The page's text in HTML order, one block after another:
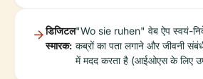
डिजिटल
स्मारक:
"Wo sie ruhen" वेब ऐप स्वयं-
कब्रों का पता लगाने और जीवनी
में मदद करता है (आईओएस के लिए